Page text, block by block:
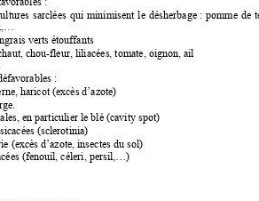
:
sarclées qui minimisent le désherbage : pomme de
verts étouffants
chou-fleur, liliacées, tomate, oignon, ail
:
haricot (excès d’azote)
en particulier le blé (cavity spot)
(sclerotinia)
(excès d’azote, insectes du sol)
(fenouil, céleri, persil,…)